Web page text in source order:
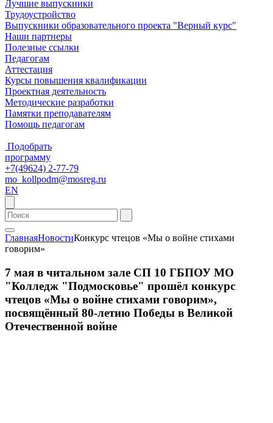
Лучшие выпускники
Трудоустройство
Выпускники образовательного проекта "Верный курс"
Наши партнеры
Полезные ссылки
Педагогам
Аттестация
Курсы повышения квалификации
Проектная деятельность
Методические разработки
Памятки преподавателям
Помощь педагогам
Подобрать
программу
+7(49624) 2-77-79
mo_kollpodm@mosreg.ru
EN
ГлавнаяНовостиКонкурс чтецов «Мы о войне стихами
говорим»
7 мая в читальном зале СП 10 ГБПОУ МО
"Колледж "Подмосковье" прошёл конкурс
чтецов «Мы о войне стихами говорим»,
посвящённый 80-летию Победы в Великой
Отечественной войне